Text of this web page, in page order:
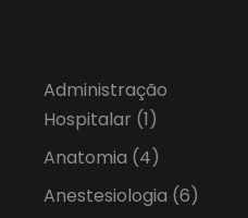
Administração
Hospitalar (1)
Anatomia (4)
Anestesiologia (6)